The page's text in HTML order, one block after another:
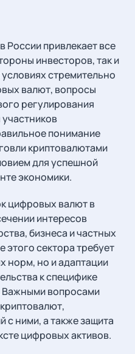
России привлекает все
инвесторов, так и
стремительно
валют, вопросы
регулирования
понимание
криптовалютами
для успешной
экономики.
цифровых валют в
интересов
бизнеса и частных
этого сектора требует
норм, но и адаптации
к специфике
Важными вопросами
с ними, а также защита
цифровых активов.